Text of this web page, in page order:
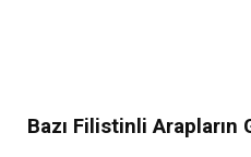
Bazı Filistinli Arapların